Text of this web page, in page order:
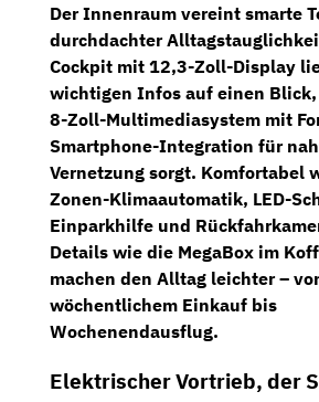
Der Innenraum vereint smarte
durchdachter
Cockpit mit 12,3-Zoll-Display
wichtigen Infos auf einen
8-Zoll-Multimediasystem mit
Smartphone-Integration für
Vernetzung sorgt. Komfortabel
Zonen-Klimaautomatik, LED-
Einparkhilfe und
Details wie die MegaBox im
machen den Alltag leichter –
wöchentlichem Einkauf bis
Wochenendausflug.
Elektrischer Vortrieb, der